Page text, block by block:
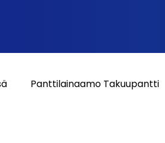
Panttilainaamo Takuupantti